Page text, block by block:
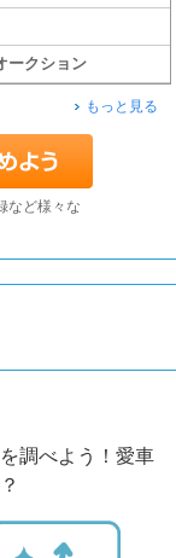
ークション
もっと見る
など様々な
調べよう！愛車